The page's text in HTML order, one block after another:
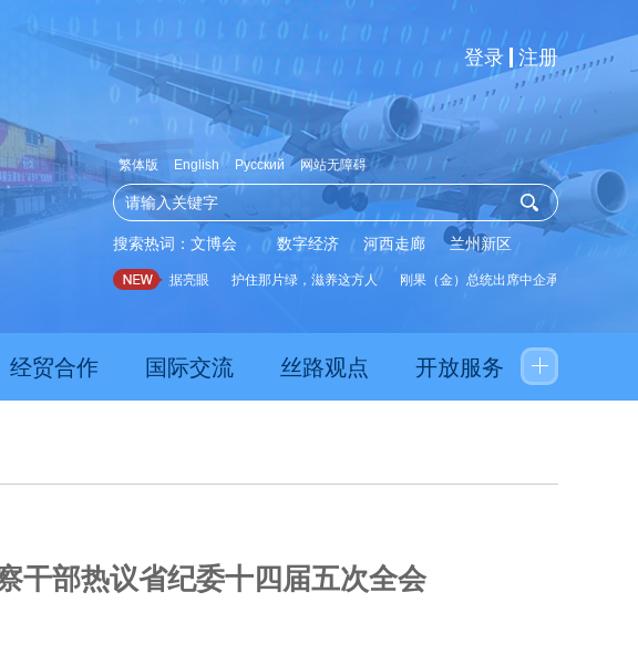
登录 注册
繁体版 English Русский 网站无障碍
搜索热词： 文博会 数字经济 河西走廊 兰州新区
上半年新质生产力发展数据亮眼 护住那片绿，滋养这方人 刚果（金）总统出席中企承建水厂启用仪式
经贸合作 国际交流 丝路观点 开放服务
部热议省纪委十四届五次全会